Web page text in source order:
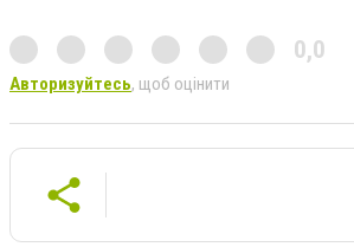
0,0
Авторизуйтесь, щоб оцінити